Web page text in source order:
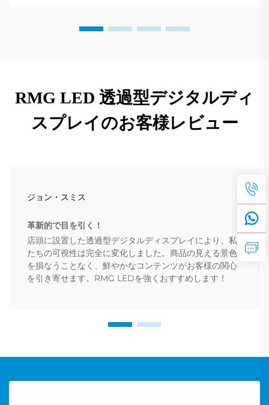
RMG LED 透過型デジタルディ
スプレイのお客様レビュー
ジョン・スミス
革新的で目を引く！
店頭に設置した透過型デジタルディスプレイにより、私
たちの可視性は完全に変化しました。商品の見える景色
を損なうことなく、鮮やかなコンテンツがお客様の関心
を引き寄せます。RMG LEDを強くおすすめします！